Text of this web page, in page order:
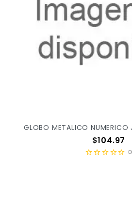
Precio
$104.97
0